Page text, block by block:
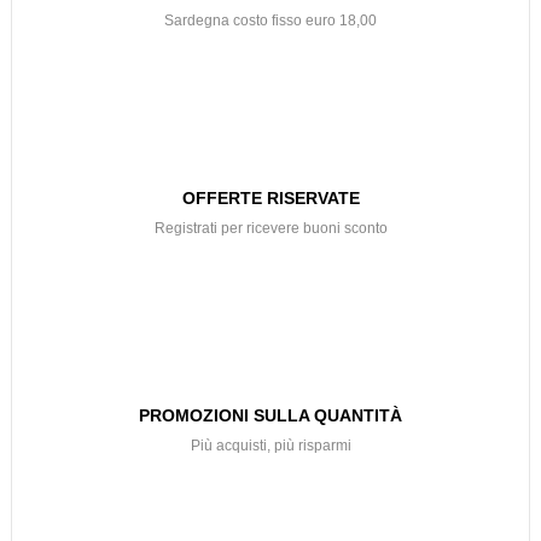
Sardegna costo fisso euro 18,00
OFFERTE RISERVATE
Registrati per ricevere buoni sconto
PROMOZIONI SULLA QUANTITÀ
Più acquisti, più risparmi